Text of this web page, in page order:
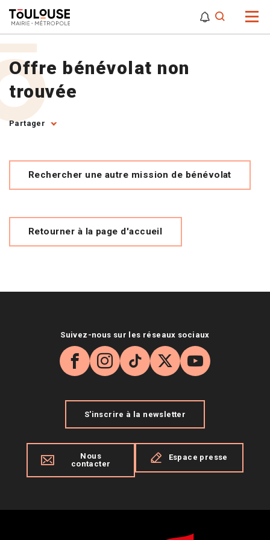
Offre bénévolat non
trouvée
Partager
Rechercher une autre mission de bénévolat
Retourner à la page d'accueil
Suivez-nous sur les réseaux sociaux
Facebook
Instagram
TikTok
X YouTube
S'inscrire à la newsletter
Nous
contacter
Espace presse